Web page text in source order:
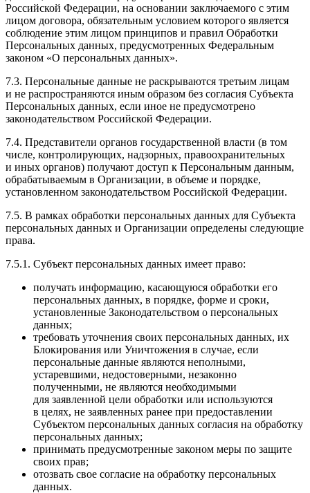
Российской Федерации, на основании заключаемого с этим
лицом договора, обязательным условием которого является
соблюдение этим лицом принципов и правил Обработки
Персональных данных, предусмотренных Федеральным
законом «О персональных данных».
7.3. Персональные данные не раскрываются третьим лицам
и не распространяются иным образом без согласия Субъекта
Персональных данных, если иное не предусмотрено
законодательством Российской Федерации.
7.4. Представители органов государственной власти (в том
числе, контролирующих, надзорных, правоохранительных
и иных органов) получают доступ к Персональным данным,
обрабатываемым в Организации, в объеме и порядке,
установленном законодательством Российской Федерации.
7.5. В рамках обработки персональных данных для Субъекта
персональных данных и Организации определены следующие
права.
7.5.1. Субъект персональных данных имеет право:
получать информацию, касающуюся обработки его
персональных данных, в порядке, форме и сроки,
установленные Законодательством о персональных
данных;
требовать уточнения своих персональных данных, их
Блокирования или Уничтожения в случае, если
персональные данные являются неполными,
устаревшими, недостоверными, незаконно
полученными, не являются необходимыми
для заявленной цели обработки или используются
в целях, не заявленных ранее при предоставлении
Субъектом персональных данных согласия на обработку
персональных данных;
принимать предусмотренные законом меры по защите
своих прав;
отозвать свое согласие на обработку персональных
данных.